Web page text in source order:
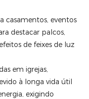
casamentos, eventos
destacar palcos,
de feixes de luz
em igrejas,
à longa vida útil
exigindo